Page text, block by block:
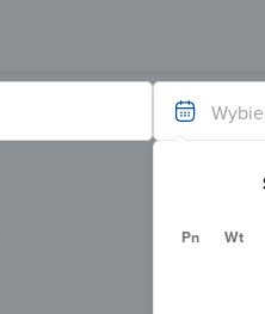
Pn Wt